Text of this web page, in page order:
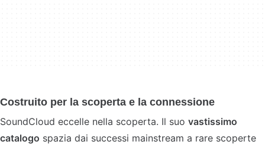
Costruito per la scoperta e la connessione
SoundCloud eccelle nella scoperta. Il suo vastissimo
catalogo spazia dai successi mainstream a rare scoperte